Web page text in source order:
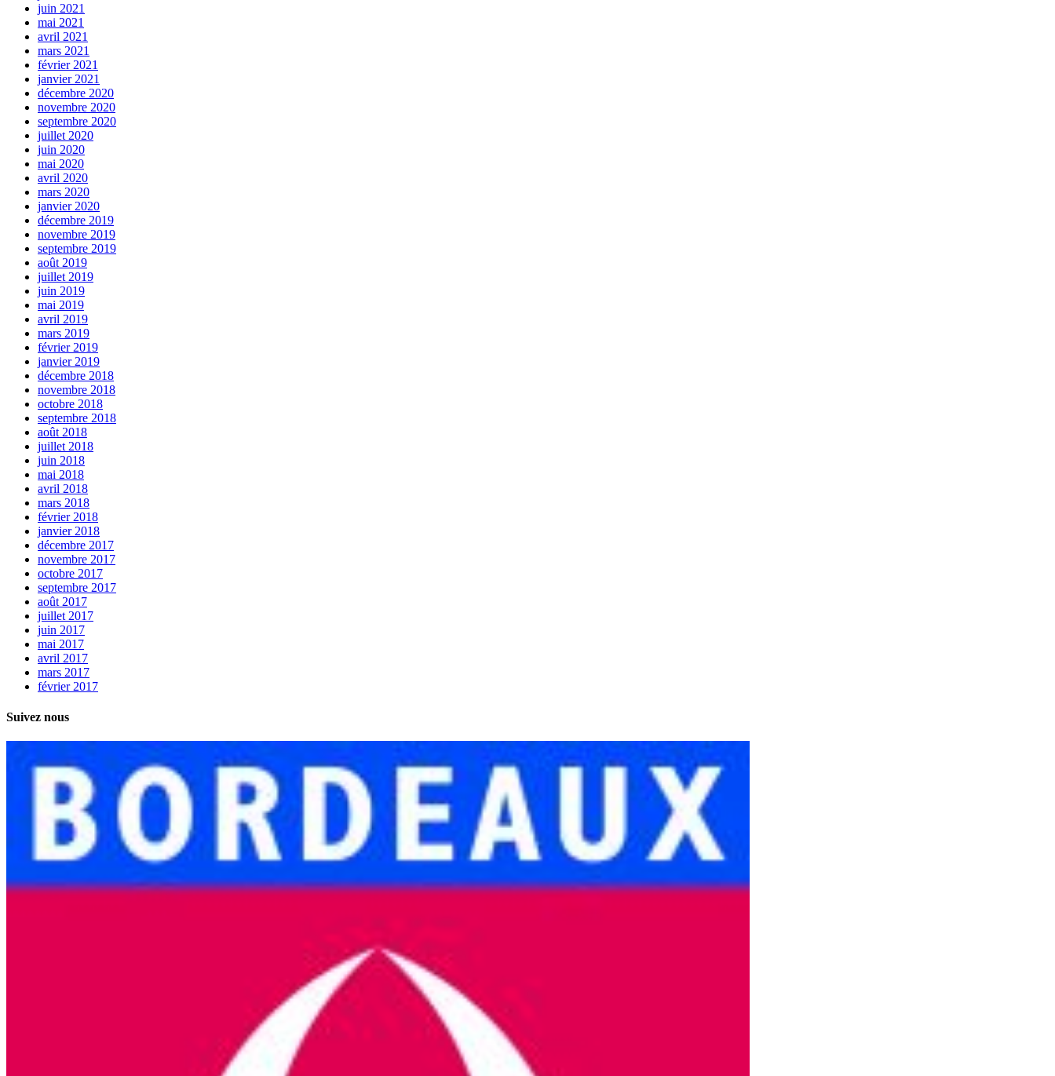
juin 2021
mai 2021
avril 2021
mars 2021
février 2021
janvier 2021
décembre 2020
novembre 2020
septembre 2020
juillet 2020
juin 2020
mai 2020
avril 2020
mars 2020
janvier 2020
décembre 2019
novembre 2019
septembre 2019
août 2019
juillet 2019
juin 2019
mai 2019
avril 2019
mars 2019
février 2019
janvier 2019
décembre 2018
novembre 2018
octobre 2018
septembre 2018
août 2018
juillet 2018
juin 2018
mai 2018
avril 2018
mars 2018
février 2018
janvier 2018
décembre 2017
novembre 2017
octobre 2017
septembre 2017
août 2017
juillet 2017
juin 2017
mai 2017
avril 2017
mars 2017
février 2017
Suivez nous